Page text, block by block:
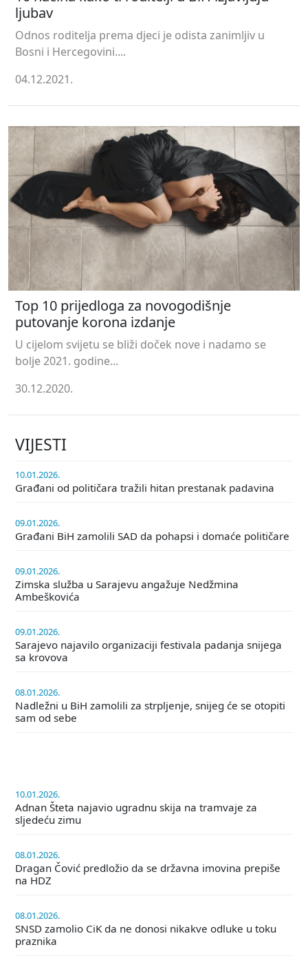
ljubav
Odnos roditelja prema djeci je odista zanimljiv u
Bosni i Hercegovini....
04.12.2021.
Top 10 prijedloga za novogodišnje
putovanje korona izdanje
U cijelom svijetu se bliži doček nove i nadamo se
bolje 2021. godine...
30.12.2020.
VIJESTI
10.01.2026.
Građani od političara tražili hitan prestanak padavina
09.01.2026.
Građani BiH zamolili SAD da pohapsi i domaće političare
09.01.2026.
Zimska služba u Sarajevu angažuje Nedžmina
Ambeškovića
09.01.2026.
Sarajevo najavilo organizaciji festivala padanja snijega
sa krovova
08.01.2026.
Nadležni u BiH zamolili za strpljenje, snijeg će se otopiti
sam od sebe
10.01.2026.
Adnan Šteta najavio ugradnu skija na tramvaje za
sljedeću zimu
08.01.2026.
Dragan Čović predložio da se državna imovina prepiše
na HDZ
08.01.2026.
SNSD zamolio CiK da ne donosi nikakve odluke u toku
praznika